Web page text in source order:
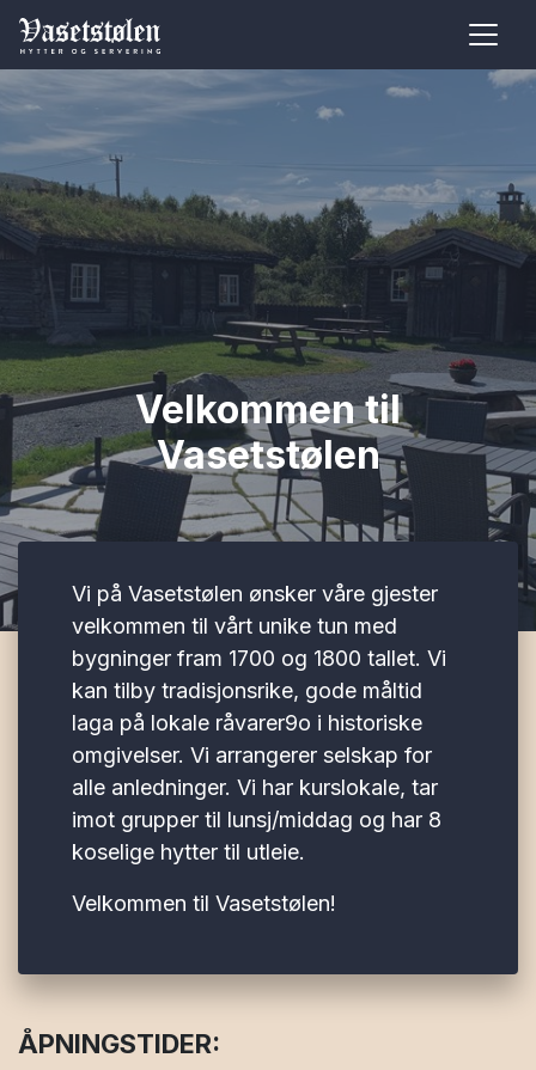
Velkommen til
Vasetstølen
Vi på Vasetstølen ønsker våre gjester
velkommen til vårt unike tun med
bygninger fram 1700 og 1800 tallet. Vi
kan tilby tradisjonsrike, gode måltid
laga på lokale råvarer9o i historiske
omgivelser. Vi arrangerer selskap for
alle anledninger. Vi har kurslokale, tar
imot grupper til lunsj/middag og har 8
koselige hytter til utleie.
Velkommen til Vasetstølen!
ÅPNINGSTIDER: